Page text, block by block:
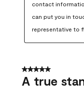
contact
can put you in
representative to
5 out of 5 stars.
A true